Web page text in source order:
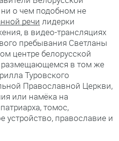
о чем подобном не
речи лидерки
в видео-трансляциях
пребывания Светланы
центре белорусской
в том же
Туровского
Православной Церкви,
или намёка на
томос,
устройство, православие и